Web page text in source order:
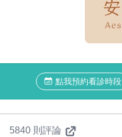
點我預約看診時段
5840 則評論